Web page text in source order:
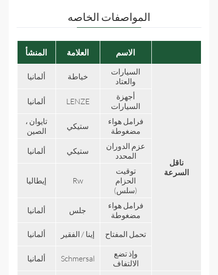
المواصفات الخاصه
الاسم العلامة المنشأ
ناقل
السرعة
السيارات
والعتاد
خياطة ألمانيا
أجهزة
السيارات
LENZE ألمانيا
فرامل هواء
مضغوطة
ستيكي
تايوان ،
الصين
عزم الدوران
المحدد
ستيكي ألمانيا
توقيت
الحزام
(سلس)
Rw إيطاليا
فرامل هواء
مضغوطة
جلس ألمانيا
تحمل المفتاح إينا / الفقير
ألمانيا
وإذ تضع
الالتفاف
Schmersal ألمانيا